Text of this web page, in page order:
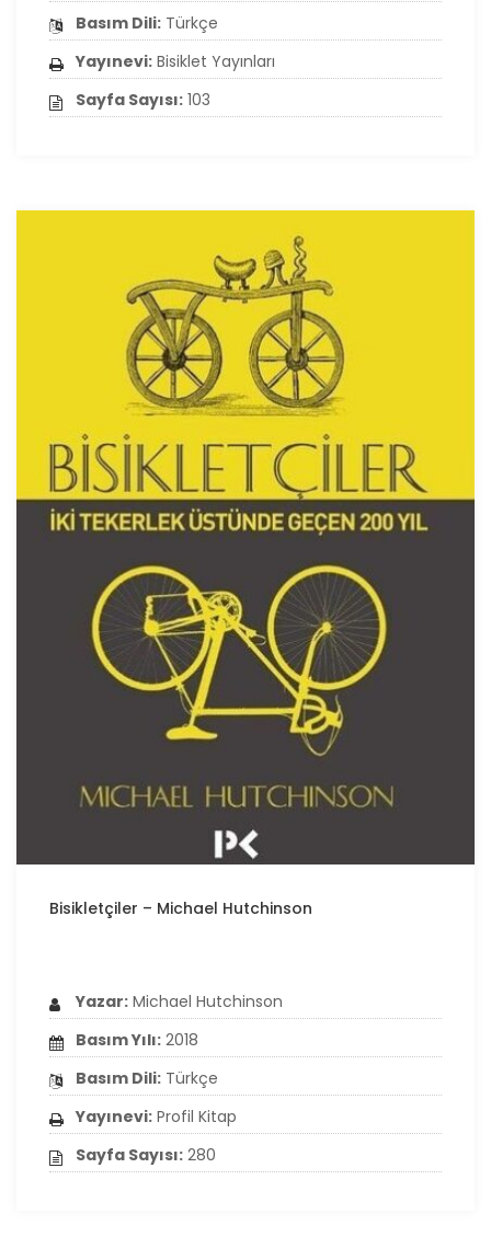
Basım Dili: Türkçe
Yayınevi: Bisiklet Yayınları
Sayfa Sayısı: 103
Bisikletçiler – Michael Hutchinson
Yazar: Michael Hutchinson
Basım Yılı: 2018
Basım Dili: Türkçe
Yayınevi: Profil Kitap
Sayfa Sayısı: 280